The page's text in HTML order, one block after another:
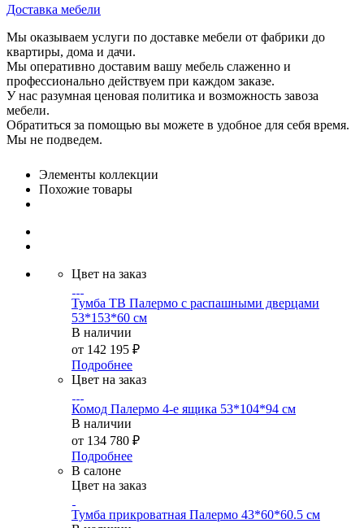
Доставка мебели
Мы оказываем услуги по доставке мебели от фабрики до
квартиры, дома и дачи.
Мы оперативно доставим вашу мебель слаженно и
профессионально действуем при каждом заказе.
У нас разумная ценовая политика и возможность завоза
мебели.
Обратиться за помощью вы можете в удобное для себя время.
Мы не подведем.
Элементы коллекции
Похожие товары
Цвет на заказ
Тумба ТВ Палермо с распашными дверцами
53*153*60 см
В наличии
от 142 195 ₽
Подробнее
Цвет на заказ
Комод Палермо 4-е ящика 53*104*94 см
В наличии
от 134 780 ₽
Подробнее
В салоне
Цвет на заказ
Тумба прикроватная Палермо 43*60*60.5 см